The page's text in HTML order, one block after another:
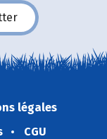
légales
CGU